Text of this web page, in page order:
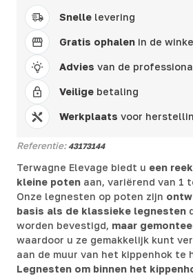
Snelle levering
Gratis ophalen in de
Advies van de
Veilige betaling
Werkplaats voor
Referentie: 43173144
Terwagne Elevage biedt u een
kleine poten aan, variërend van 1
Onze legnesten op poten zijn
basis als de klassieke legnesten
worden bevestigd, maar
waardoor u ze gemakkelijk kunt
aan de muur van het kippenhok te
Legnesten om binnen het